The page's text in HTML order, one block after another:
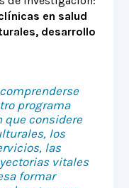
en salud
desarrollo
programa
que considere
los
las
vitales
formar